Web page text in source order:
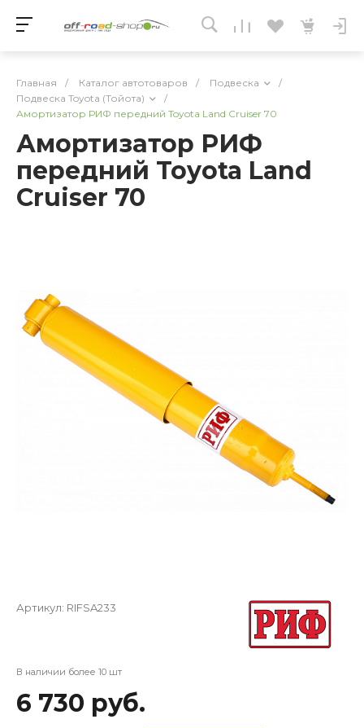
Главная / Каталог автотоваров / Подвеска
/
Подвеска Toyota (Тойота)
/
Амортизатор РИФ передний Toyota Land Cruiser 70
Амортизатор РИФ
передний Toyota Land
Cruiser 70
Артикул: RIFSA233
В наличии более 10 шт
6 730 руб.